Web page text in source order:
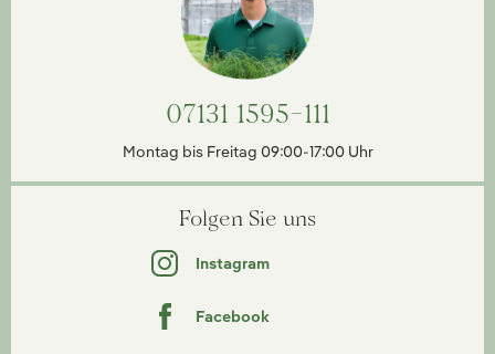
07131 1595-111
Montag bis Freitag 09:00-17:00 Uhr
Folgen Sie uns
Instagram
Facebook